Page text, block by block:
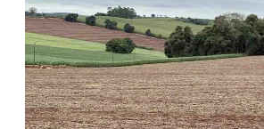
com
trigo
perde
espaço
na